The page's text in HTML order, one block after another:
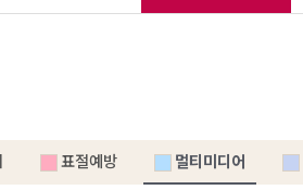
표절예방 멀티미디어